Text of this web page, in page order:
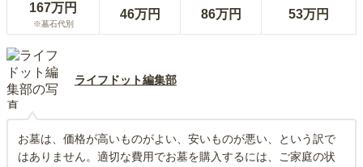
167万円
※墓石代別
46万円 86万円 53万円
ライフドット編集部
お墓は、価格が高いものがよい、安いものが悪い、という訳で
はありません。適切な費用でお墓を購入するには、ご家庭の状